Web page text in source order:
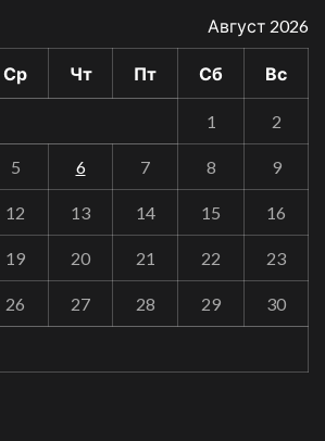
Август 2026
Ср Чт Пт Сб Вс
1 2
5 6 7 8 9
12 13 14 15 16
19 20 21 22 23
26 27 28 29 30